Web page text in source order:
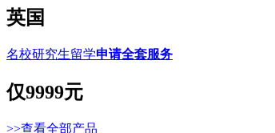
英国
名校研究生留学申请全套服务
仅9999元
>>查看全部产品